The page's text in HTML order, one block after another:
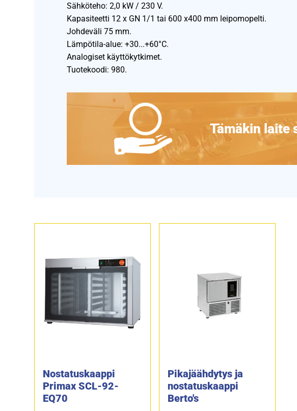
Sähköteho: 2,0 kW / 230 V.
Kapasiteetti 12 x GN 1/1 tai 600 x400 mm leipomopelti.
Johdeväli 75 mm.
Lämpötila-alue: +30...+60°C.
Analogiset käyttökytkimet.
Tuotekoodi: 980.
Tämäkin laite
Nostatuskaappi
Primax SCL-92-
EQ70
Pikajäähdytys ja
nostatuskaappi
Berto's